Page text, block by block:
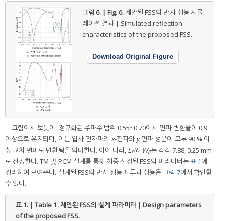
그림 6. | Fig. 6. 제안된 FSS의 반사 성능 시뮬
레이션 결과 | Simulated reflection
characteristics of the proposed FSS.
Download Original Figure
그림에서 보듯이, 정규화된 주파수 범위 0.55~0.70에서 편파 변환율이 0.9
이상으로 유지되며, 이는 입사 전자파의 x-편파와 y편파 성분이 모두 90 % 이
상 교차 편파로 변환됨을 의미한다. 이에 따라, LP와 WP는 각각 7.88, 0.25 mm
로 선정한다. TM 및 PCM 설계를 통해 최종 선정된 FSS의 파라미터는표 1에
정리하여 보여준다. 설계된 FSS의 반사 성능과 투과 성능은그림 7에서 확인할
수 있다.
표 1. | Table 1.제안된 FSS의 설계 파라미터 | Design parameters
of the proposed FSS.